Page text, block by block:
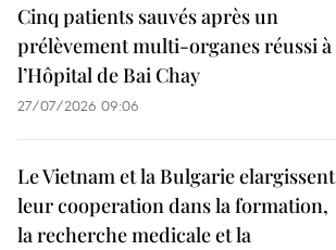
Cinq patients sauvés après un
prélèvement multi-organes réussi à
l’Hôpital de Bai Chay
27/07/2026 09:06
Le Vietnam et la Bulgarie elargissent
leur cooperation dans la formation,
la recherche medicale et la